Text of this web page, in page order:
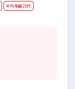
平均年齢20代